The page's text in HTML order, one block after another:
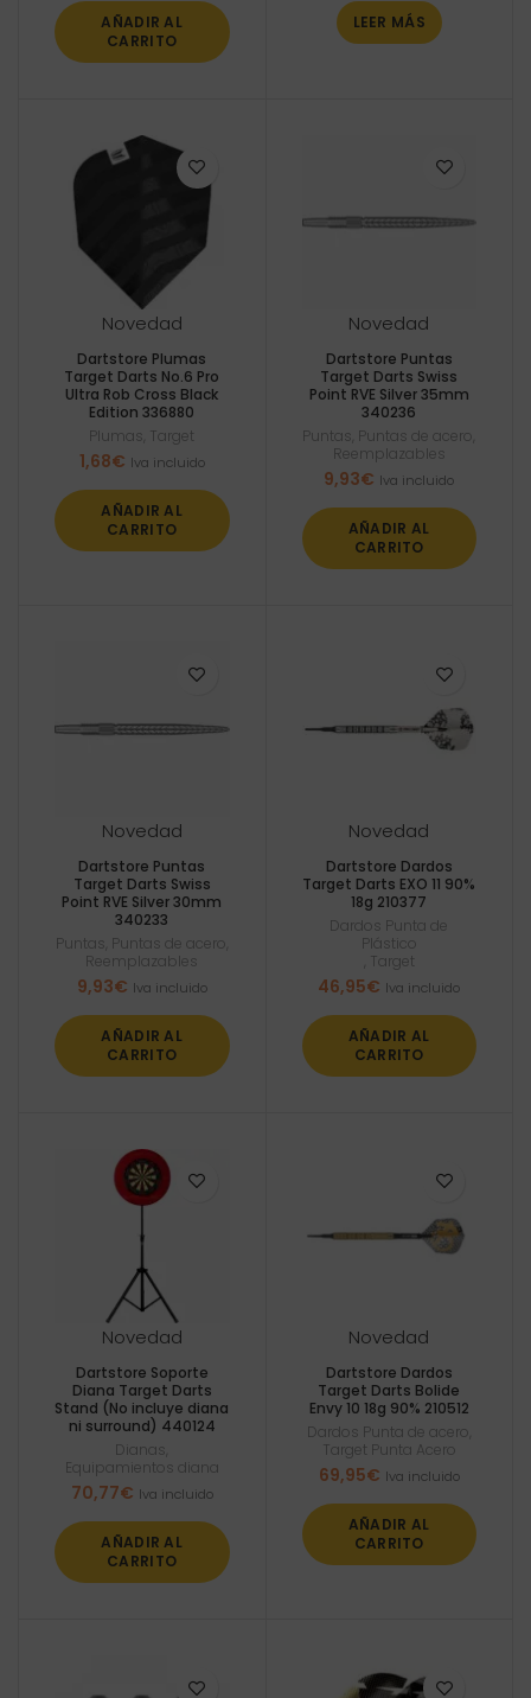
AÑADIR AL
CARRITO
LEER MÁS
Novedad
Dartstore Plumas
Target Darts No.6 Pro
Ultra Rob Cross Black
Edition 336880
Plumas Target
1,68€ Iva incluido
AÑADIR AL
CARRITO
Novedad
Dartstore Puntas
Target Darts Swiss
Point RVE Silver 35mm
340236
Puntas Puntas de acero
Reemplazables
9,93€ Iva incluido
AÑADIR AL
CARRITO
Novedad
Dartstore Puntas
Target Darts Swiss
Point RVE Silver 30mm
340233
Puntas Puntas de acero
Reemplazables
9,93€ Iva incluido
AÑADIR AL
CARRITO
Novedad
Dartstore Dardos
Target Darts EXO 11 90%
18g 210377
Dardos Punta de
Plástico
Target
46,95€ Iva incluido
AÑADIR AL
CARRITO
Novedad
Dartstore Soporte
Diana Target Darts
Stand (No incluye diana
ni surround) 440124
Dianas
Equipamientos diana
70,77€ Iva incluido
AÑADIR AL
CARRITO
Novedad
Dartstore Dardos
Target Darts Bolide
Envy 10 18g 90% 210512
Dardos Punta de acero
Target Punta Acero
69,95€ Iva incluido
AÑADIR AL
CARRITO